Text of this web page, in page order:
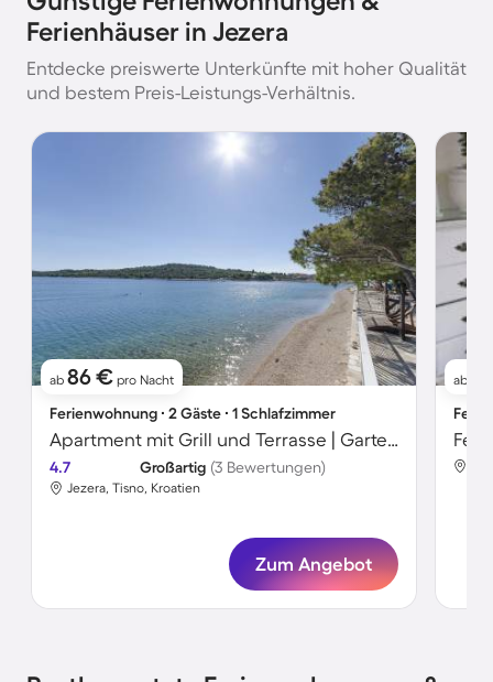
Ferienhäuser in Jezera
Entdecke preiswerte Unterkünfte mit hoher Qualität
und bestem Preis-Leistungs-Verhältnis.
ab 86 € pro Nacht
Ferienwohnung ∙ 2 Gäste ∙ 1 Schlafzimmer
Apartment mit Grill und Terrasse | Gartenblick
4.7 Großartig (3 Bewertungen)
Jezera, Tisno, Kroatien
Zum Angebot
ab